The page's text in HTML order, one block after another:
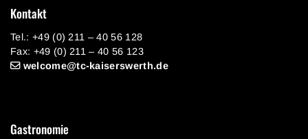
Kontakt
Tel.: +49 (0) 211 – 40 56 128
Fax: +49 (0) 211 – 40 56 123
welcome@tc-kaiserswerth.de
Gastronomie